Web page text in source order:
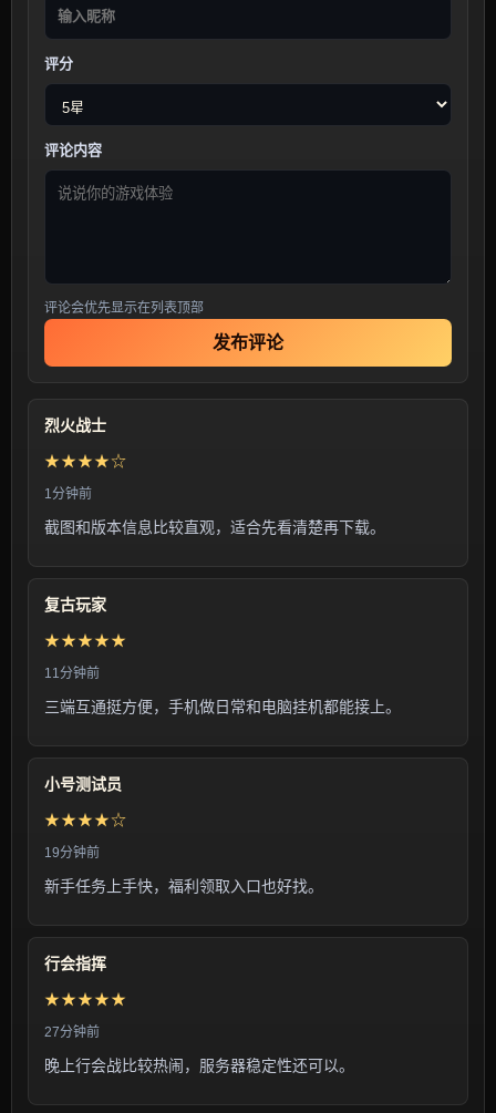
评分
评论内容
评论会优先显示在列表顶部
发布评论
烈火战士
★★★★☆
1分钟前
截图和版本信息比较直观，适合先看清楚再下载。
复古玩家
★★★★★
11分钟前
三端互通挺方便，手机做日常和电脑挂机都能接上。
小号测试员
★★★★☆
19分钟前
新手任务上手快，福利领取入口也好找。
行会指挥
★★★★★
27分钟前
晚上行会战比较热闹，服务器稳定性还可以。